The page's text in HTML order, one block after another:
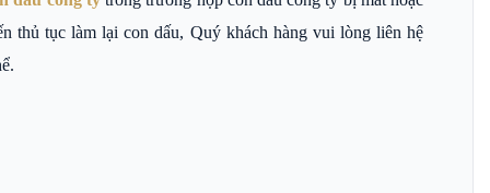
thủ tục làm lại con dấu, Quý khách hàng vui lòng liên hệ